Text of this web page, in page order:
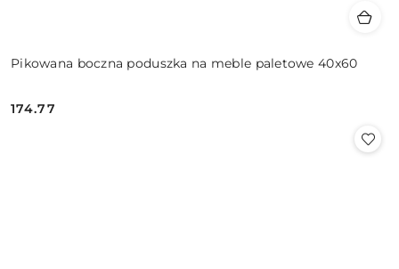
Pikowana boczna poduszka na meble paletowe 40x60
Cena:
174.77